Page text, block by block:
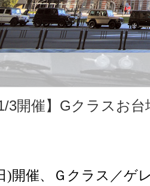
3開催】Gクラスお
)開催、Ｇクラス／ゲ